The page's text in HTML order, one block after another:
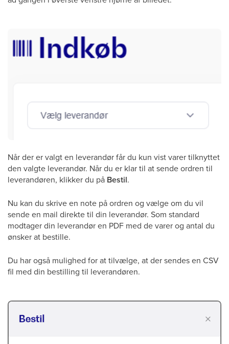
Når der er valgt en leverandør får du kun vist varer tilknyttet
den valgte leverandør. Når du er klar til at sende ordren til
leverandøren, klikker du på Bestil.
Nu kan du skrive en note på ordren og vælge om du vil
sende en mail direkte til din leverandør. Som standard
modtager din leverandør en PDF med de varer og antal du
ønsker at bestille.
Du har også mulighed for at tilvælge, at der sendes en CSV
fil med din bestilling til leverandøren.